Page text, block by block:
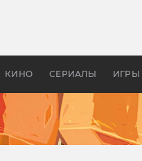
КИНО СЕРИАЛЫ ИГРЫ